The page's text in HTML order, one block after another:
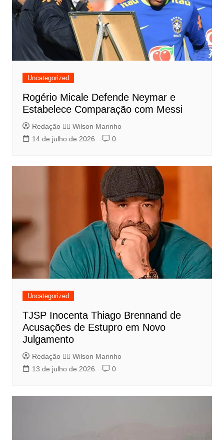
Uncategorized
Rogério Micale Defende Neymar e
Estabelece Comparação com Messi
Redação 👨‍⚖️​ Wilson Marinho
14 de julho de 2026
0
Uncategorized
TJSP Inocenta Thiago Brennand de
Acusações de Estupro em Novo
Julgamento
Redação 👨‍⚖️​ Wilson Marinho
13 de julho de 2026
0